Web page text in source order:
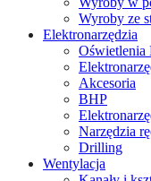
Wyroby ze
Elektronarzędzia
Oświetlenia
Akcesoria
BHP
Narzędzia
Drilling
Wentylacja